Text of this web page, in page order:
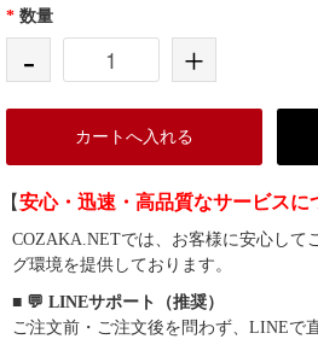
* 数量
- +
カートへ入れる
【安心・迅速・高品質なサービスに
COZAKA.NETでは、お客様に安心して
グ環境を提供しております。
■ 💬 LINEサポート（推奨）
ご注文前・ご注文後を問わず、LINEで